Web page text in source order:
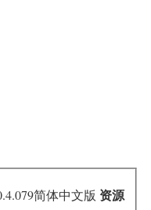
简体中文版 资源